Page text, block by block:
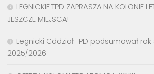
LEGNICKIE TPD ZAPRASZA NA KOLONIE
JESZCZE MIEJSCA!
Legnicki Oddział TPD podsumował rok
2025/2026